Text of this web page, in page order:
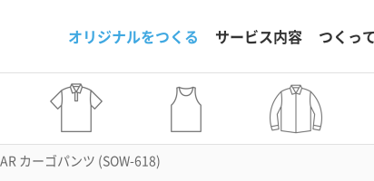
オリジナルをつくる サービス内容 つくっ
カーゴパンツ (SOW-618)